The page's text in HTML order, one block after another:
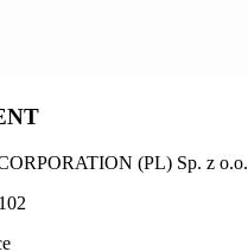
(PL) Sp. z o.o.